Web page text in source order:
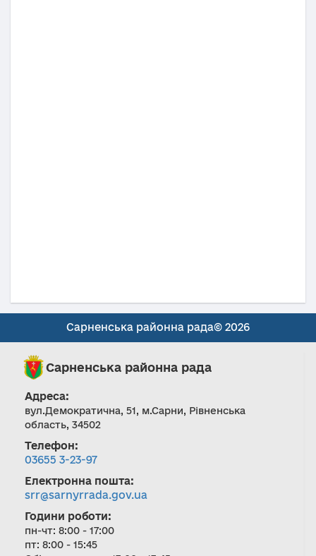
Сарненська районна рада© 2026
Сарненська районна рада
Адреса:
вул.Демократична, 51, м.Сарни, Рівненська
область, 34502
Телефон:
03655 3-23-97
Електронна пошта:
srr@sarnyrrada.gov.ua
Години роботи:
пн-чт: 8:00 - 17:00
пт: 8:00 - 15:45